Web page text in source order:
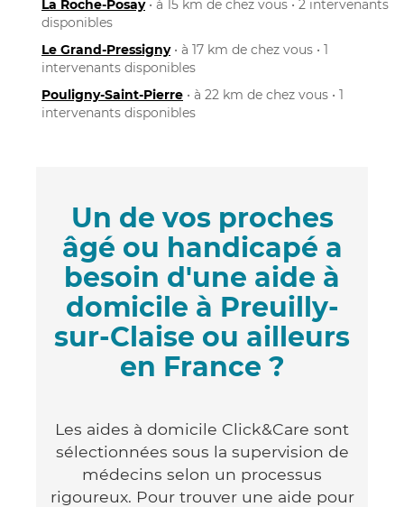
La Roche-Posay• à 15 km de chez vous • 2 intervenants
disponibles
Le Grand-Pressigny• à 17 km de chez vous • 1
intervenants disponibles
Pouligny-Saint-Pierre • à 22 km de chez vous • 1
intervenants disponibles
Un de vos proches
âgé ou handicapé a
besoin d'une aide à
domicile à Preuilly-
sur-Claise ou ailleurs
en France ?
Les aides à domicile Click&Care sont
sélectionnées sous la supervision de
médecins selon un processus
rigoureux. Pour trouver une aide pour